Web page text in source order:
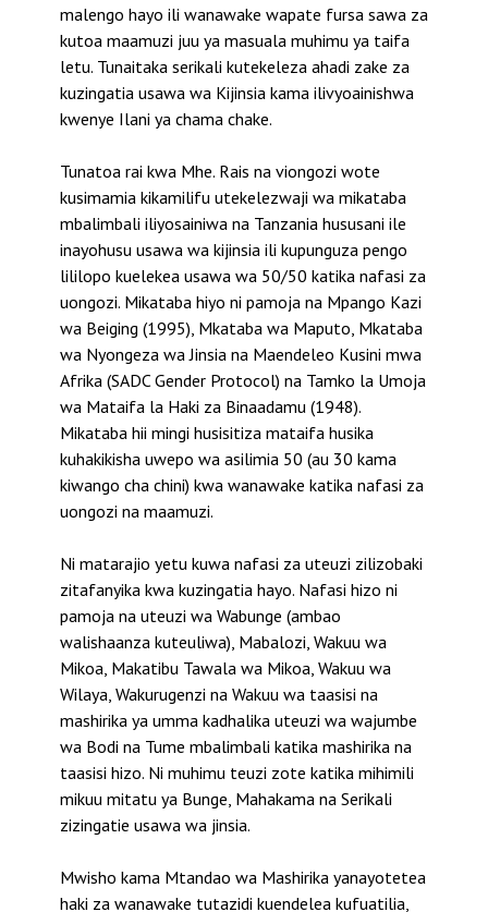
malengo hayo ili wanawake wapate fursa sawa za
kutoa maamuzi juu ya masuala muhimu ya taifa
letu. Tunaitaka serikali kutekeleza ahadi zake za
kuzingatia usawa wa Kijinsia kama ilivyoainishwa
kwenye Ilani ya chama chake.
Tunatoa rai kwa Mhe. Rais na viongozi wote
kusimamia kikamilifu utekelezwaji wa mikataba
mbalimbali iliyosainiwa na Tanzania hususani ile
inayohusu usawa wa kijinsia ili kupunguza pengo
lililopo kuelekea usawa wa 50/50 katika nafasi za
uongozi. Mikataba hiyo ni pamoja na Mpango Kazi
wa Beiging (1995), Mkataba wa Maputo, Mkataba
wa Nyongeza wa Jinsia na Maendeleo Kusini mwa
Afrika (SADC Gender Protocol) na Tamko la Umoja
wa Mataifa la Haki za Binaadamu (1948).
Mikataba hii mingi husisitiza mataifa husika
kuhakikisha uwepo wa asilimia 50 (au 30 kama
kiwango cha chini) kwa wanawake katika nafasi za
uongozi na maamuzi.
Ni matarajio yetu kuwa nafasi za uteuzi zilizobaki
zitafanyika kwa kuzingatia hayo. Nafasi hizo ni
pamoja na uteuzi wa Wabunge (ambao
walishaanza kuteuliwa), Mabalozi, Wakuu wa
Mikoa, Makatibu Tawala wa Mikoa, Wakuu wa
Wilaya, Wakurugenzi na Wakuu wa taasisi na
mashirika ya umma kadhalika uteuzi wa wajumbe
wa Bodi na Tume mbalimbali katika mashirika na
taasisi hizo. Ni muhimu teuzi zote katika mihimili
mikuu mitatu ya Bunge, Mahakama na Serikali
zizingatie usawa wa jinsia.
Mwisho kama Mtandao wa Mashirika yanayotetea
haki za wanawake tutazidi kuendelea kufuatilia,